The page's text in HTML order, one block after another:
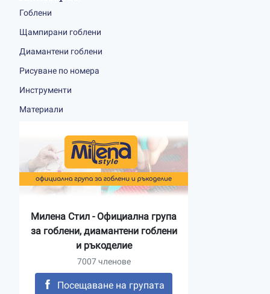
Гоблени
Щампирани гоблени
Диамантени гоблени
Рисуване по номера
Инструменти
Материали
Милена Стил - Официална група
за гоблени, диамантени гоблени
и ръкоделие
7007 членове
Посещаване на групата